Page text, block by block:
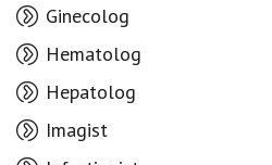
Ginecolog
Hematolog
Hepatolog
Imagist